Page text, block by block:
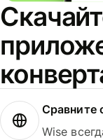
Сравните
Wise